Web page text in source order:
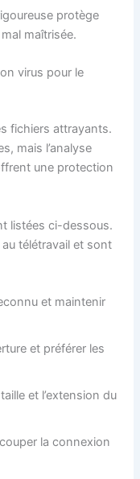
protège
maîtrisée.
virus pour le
fichiers attrayants.
mais l’analyse
une protection
listées ci-dessous.
au télétravail et sont
et maintenir
et préférer les
et l’extension du
la connexion